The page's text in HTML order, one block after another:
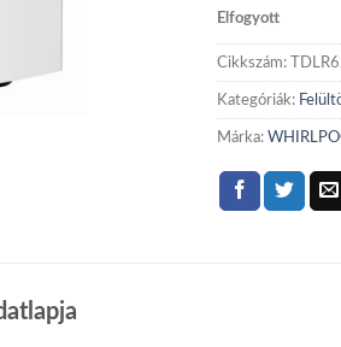
Elfogyott
Cikkszám:
Kategóriák:
Márka: